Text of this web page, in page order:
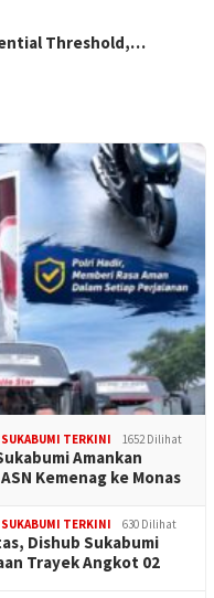
Threshold,…
SUKABUMI TERKINI 1652 Dilihat
Amankan
Kemenag ke Monas
SUKABUMI TERKINI 630 Dilihat
Dishub Sukabumi
Trayek Angkot 02